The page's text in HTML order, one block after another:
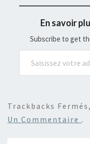
En savoir
Subscribe to get
Saisissez votre adresse e-mail…
Trackbacks
Un Commentaire .